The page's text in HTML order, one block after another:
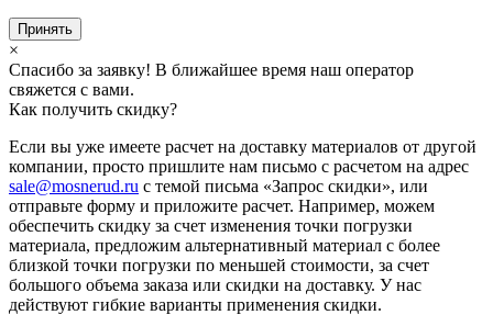
Принять
×
Спасибо за заявку! В ближайшее время наш оператор
свяжется с вами.
Как получить скидку?
Если вы уже имеете расчет на доставку материалов от другой
компании, просто пришлите нам письмо с расчетом на адрес
sale@mosnerud.ru c темой письма «Запрос скидки», или
отправьте форму и приложите расчет. Например, можем
обеспечить скидку за счет изменения точки погрузки
материала, предложим альтернативный материал с более
близкой точки погрузки по меньшей стоимости, за счет
большого объема заказа или скидки на доставку. У нас
действуют гибкие варианты применения скидки.